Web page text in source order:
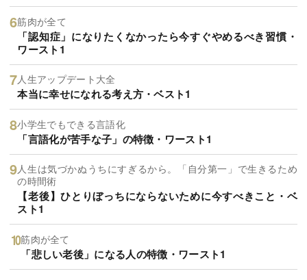
筋肉が全て
「認知症」になりたくなかったら今すぐやめるべき習慣・
ワースト1
人生アップデート大全
本当に幸せになれる考え方・ベスト1
小学生でもできる言語化
「言語化が苦手な子」の特徴・ワースト1
人生は気づかぬうちにすぎるから。「自分第一」で生きるため
の時間術
【老後】ひとりぼっちにならないために今すべきこと・ベ
スト1
筋肉が全て
「悲しい老後」になる人の特徴・ワースト1